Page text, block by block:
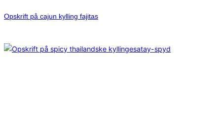
Opskrift på cajun kylling fajitas